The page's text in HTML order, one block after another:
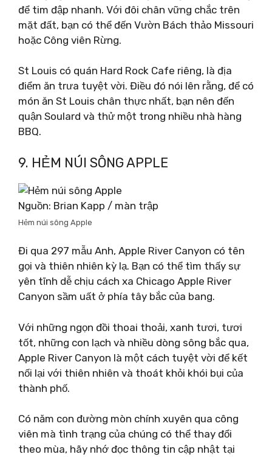
để tim đập nhanh. Với đôi chân vững chắc trên
mặt đất, bạn có thể đến Vườn Bách thảo Missouri
hoặc Công viên Rừng.
St Louis có quán Hard Rock Cafe riêng, là địa
điểm ăn trưa tuyệt vời. Điều đó nói lên rằng, để có
món ăn St Louis chân thực nhất, bạn nên đến
quận Soulard và thử một trong nhiều nhà hàng
BBQ.
9. HẺM NÚI SÔNG APPLE
Nguồn: Brian Kapp / màn trập
Hẻm núi sông Apple
Đi qua 297 mẫu Anh, Apple River Canyon có tên
gọi và thiên nhiên kỳ lạ. Bạn có thể tìm thấy sự
yên tĩnh dễ chịu cách xa Chicago Apple River
Canyon sầm uất ở phía tây bắc của bang.
Với những ngọn đồi thoai thoải, xanh tươi, tươi
tốt, những con lạch và nhiều dòng sông bắc qua,
Apple River Canyon là một cách tuyệt vời để kết
nối lại với thiên nhiên và thoát khỏi khói bụi của
thành phố.
Có năm con đường mòn chính xuyên qua công
viên mà tình trạng của chúng có thể thay đổi
theo mùa, hãy nhớ đọc thông tin cập nhật tại